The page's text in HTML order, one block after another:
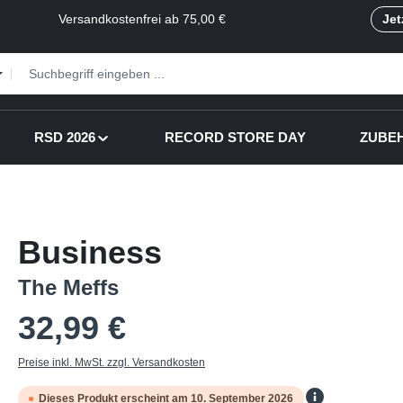
Versandkostenfrei ab 75,00 €
RSD 2026 RECORD STORE DAY
Business
The Meffs
32,99 €
Preise inkl. MwSt. zzgl. Versandkosten
Dieses Produkt erscheint am 10. September 2026